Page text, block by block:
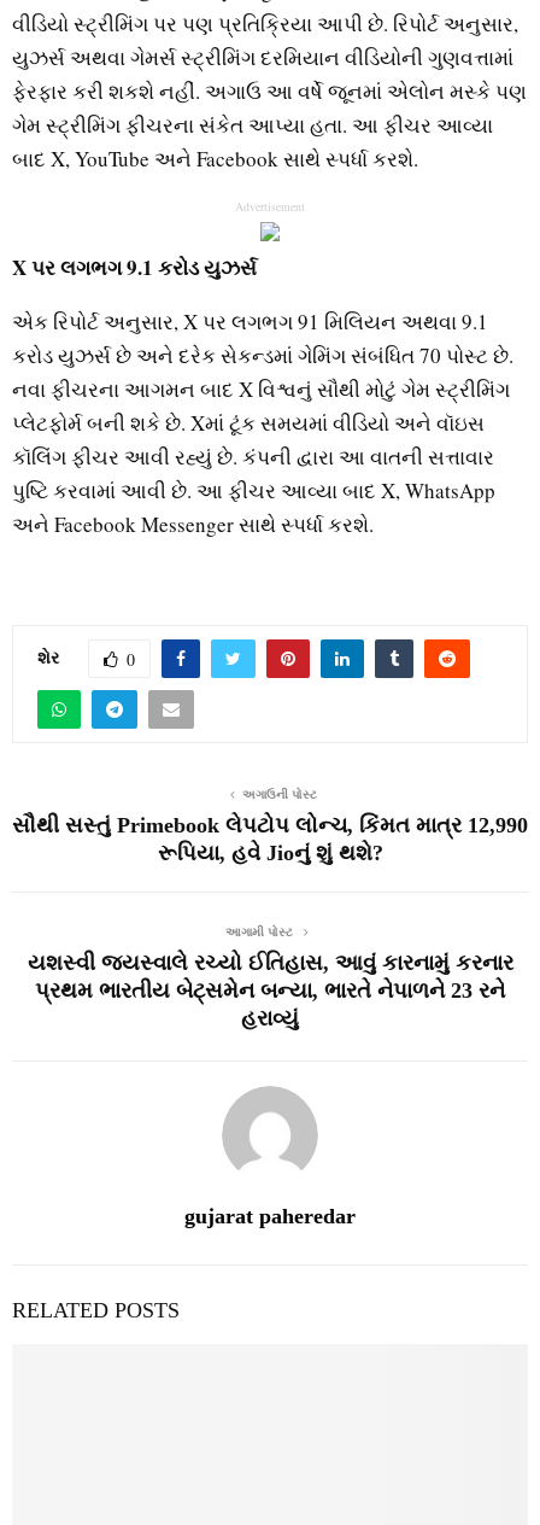
વીડિયો સ્ટ્રીમિંગ પર પણ પ્રતિક્રિયા આપી છે. રિપોર્ટ અનુસાર,
યુઝર્સ અથવા ગેમર્સ સ્ટ્રીમિંગ દરમિયાન વીડિયોની ગુણવત્તામાં
ફેરફાર કરી શકશે નહીં. અગાઉ આ વર્ષે જૂનમાં એલોન મસ્કે પણ
ગેમ સ્ટ્રીમિંગ ફીચરના સંકેત આપ્યા હતા. આ ફીચર આવ્યા
બાદ X, YouTube અને Facebook સાથે સ્પર્ધા કરશે.
Advertisement
X પર લગભગ 9.1 કરોડ યુઝર્સ
એક રિપોર્ટ અનુસાર, X પર લગભગ 91 મિલિયન અથવા 9.1
કરોડ યુઝર્સ છે અને દરેક સેકન્ડમાં ગેમિંગ સંબંધિત 70 પોસ્ટ છે.
નવા ફીચરના આગમન બાદ X વિશ્વનું સૌથી મોટું ગેમ સ્ટ્રીમિંગ
પ્લેટફોર્મ બની શકે છે. Xમાં ટૂંક સમયમાં વીડિયો અને વૉઇસ
કૉલિંગ ફીચર આવી રહ્યું છે. કંપની દ્વારા આ વાતની સત્તાવાર
પુષ્ટિ કરવામાં આવી છે. આ ફીચર આવ્યા બાદ X, WhatsApp
અને Facebook Messenger સાથે સ્પર્ધા કરશે.
શેર 0
અગાઉની પોસ્ટ
સૌથી સસ્તું Primebook લેપટોપ લોન્ચ, કિંમત માત્ર 12,990
રૂપિયા, હવે Jioનું શું થશે?
આગામી પોસ્ટ
યશસ્વી જયસ્વાલે રચ્યો ઈતિહાસ, આવું કારનામું કરનાર
પ્રથમ ભારતીય બેટ્સમેન બન્યા, ભારતે નેપાળને 23 રને
હરાવ્યું
gujarat paheredar
RELATED POSTS